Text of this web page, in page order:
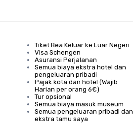
Tiket Bea Keluar ke Luar Negeri
Visa Schengen
Asuransi Perjalanan
Semua biaya ekstra hotel dan
pengeluaran pribadi
Pajak kota dan hotel (Wajib
Harian per orang 6€)
Tur opsional
Semua biaya masuk museum
Semua pengeluaran pribadi dan
ekstra tamu saya